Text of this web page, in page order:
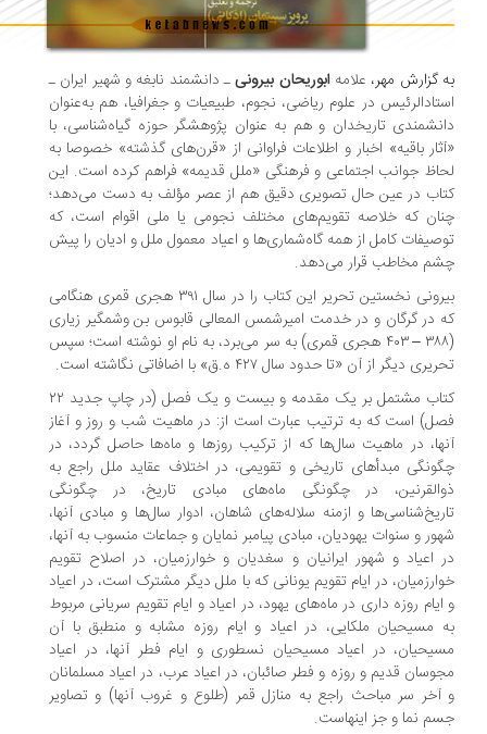
گزارشمهر،علامه ابوریحان بیرونی ـ دانشمند نابغه و شهیر ایران ـ
در علوم ریاضی، نجوم، طبیعیات و جغرافیا، هم به‌عنوان
تاریخدان و هم به عنوان پژوهشگر حوزه گیاه‌شناسی‌، با
باقیه» اخبار و اطلاعات فراوانی از «قرن‌های گذشته» خصوصا به
جوانب اجتماعی و فرهنگی «ملل قدیمه» فراهم کرده است. این
در عین حال تصویری دقیق هم از عصر مؤلف به دست می‌دهد؛
‌که خلاصه تقویم‌های مختلف نجومی یا ملی اقوام است، که
کامل از همه گاه‌شماری‌ها و اعیاد معمول ملل و ادیان را پیش
مخاطب قرار می‌دهد.
بیرونی نخستین تحریر این کتاب را در سال ۳۹۱ هجری قمری هنگامی
در گرگان و در خدمت امیرشمس المعالی قابوس بن وشمگیر زیاری
(۳۸۸ – ۴۰۳ هجری قمری) به سر می‌برد، به نام او نوشته است؛ سپس
دیگر از آن «تا حدود سال ۴۲۷ ه.ق» با اضافاتی نگاشته است.
کتاب مشتمل بر یک مقدمه و بیست و یک فصل (در چاپ جدید ۲۲
است که به ترتیب عبارت است از: در ماهیت شب و روز و آغاز
در ماهیت سال‌ها که از ترکیب روزها و ماه‌ها حاصل گردد، در
مبدأهای تاریخی و تقویمی، در اختلاف عقاید ملل راجع به
در چگونگی ماه‌های مبادی تاریخ، در چگونگی
و ازمنه سلاله‌های شاهان، ادوار سال‌ها و مبادی آنها،
و سنوات یهودیان، مبادی پیامبر نمایان و جماعات منسوب به آنها،
اعیاد و شهور ایرانیان و سغدیان و خوارزمیان، در اصلاح تقویم
در ایام تقویم یونانی که با ملل دیگر مشترک است، در اعیاد
روزه داری در ماه‌های یهود، در اعیاد و ایام تقویم سریانی مربوط
مسیحیان ملکایی، در اعیاد و ایام روزه مشابه و منطبق با آن
در اعیاد مسیحیان نسطوری و ایام فطر آنها، در اعیاد
قدیم و روزه و فطر صائبان، در اعیاد عرب، در اعیاد مسلمانان
سر مباحث راجع به منازل قمر (طلوع و غروب آنها) و تصاویر
نما و جز اینهاست.